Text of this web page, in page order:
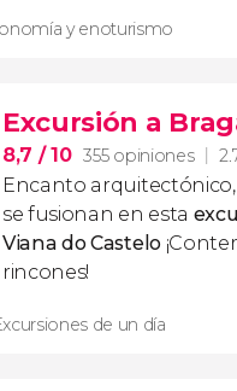
y enoturismo
Excursión a
8,7 / 10 355 opiniones
Encanto arquitectónico,
se fusionan en esta
Viana do Castelo
rincones!
de un día